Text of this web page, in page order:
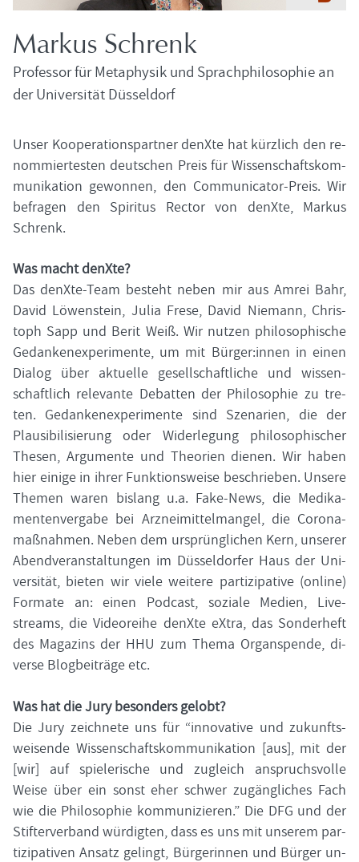
Mar­kus Schrenk
Pro­fes­sor für Me­ta­phy­sik und Sprach­phi­lo­so­phie an
der Uni­ver­si­tät Düs­sel­dorf
Unser Ko­ope­ra­ti­ons­part­ner denX­te hat kürz­lich den re­
nom­mier­tes­ten deut­schen Preis für Wis­sen­schafts­kom­
mu­ni­ka­ti­on ge­won­nen, den Communicator-​Preis. Wir
be­fra­gen den Spi­ri­tus Rec­tor von denX­te, Mar­kus
Schrenk.
Was macht denX­te?
Das denXte-​Team be­steht neben mir aus Amrei Bahr,
David Lö­wen­stein, Julia Frese, David Nie­mann, Chris­
toph Sapp und Berit Weiß. Wir nut­zen phi­lo­so­phi­sche
Ge­dan­ken­ex­pe­ri­men­te, um mit Bür­ger:innen in einen
Dia­log über ak­tu­el­le ge­sell­schaft­li­che und wis­sen­
schaft­lich re­le­van­te De­bat­ten der Phi­lo­so­phie zu tre­
ten. Ge­dan­ken­ex­pe­ri­men­te sind Sze­na­ri­en, die der
Plau­si­bi­li­sie­rung oder Wi­der­le­gung phi­lo­so­phi­scher
The­sen, Ar­gu­men­te und Theo­rien die­nen. Wir haben
hier ei­ni­ge in ihrer Funk­ti­ons­wei­se be­schrie­ben. Un­se­re
The­men waren bis­lang u.a. Fake-​News, die Me­di­ka­
men­ten­ver­ga­be bei Arz­nei­mit­tel­man­gel, die Co­ro­na­
maß­nah­men. Neben dem ur­sprüng­li­chen Kern, un­se­rer
Abend­ver­an­stal­tun­gen im Düs­sel­dor­fer Haus der Uni­
ver­si­tät, bie­ten wir viele wei­te­re par­ti­zi­pa­ti­ve (on­line)
For­ma­te an: einen Pod­cast, so­zia­le Me­di­en, Live­
streams, die Vi­de­or­ei­he denX­te eXtra, das Son­der­heft
des Ma­ga­zins der HHU zum Thema Or­gan­spen­de, di­
ver­se Blog­bei­trä­ge etc.
Was hat die Jury be­son­ders ge­lobt?
Die Jury zeich­ne­te uns für “in­no­va­ti­ve und zu­kunfts­
wei­sen­de Wis­sen­schafts­kom­mu­ni­ka­ti­on [aus], mit der
[wir] auf spie­le­ri­sche und zu­gleich an­spruchs­vol­le
Weise über ein sonst eher schwer zu­gäng­li­ches Fach
wie die Phi­lo­so­phie kom­mu­ni­zie­ren.” Die DFG und der
Stif­ter­ver­band wür­dig­ten, dass es uns mit un­se­rem par­
ti­zi­pa­ti­ven An­satz ge­lingt, Bür­ge­rin­nen und Bür­ger un­